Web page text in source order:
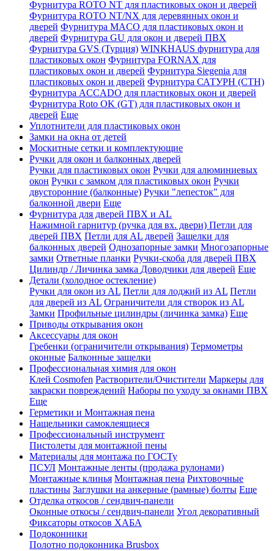
Фурнитура ROTO NT для пластиковых окон и дверей
Фурнитура ROTO NT/NX для деревянных окон и
дверей Фурнитура MACO для пластиковых окон и
дверей Фурнитура GU для окон и дверей ПВХ
Фурнитура GVS (Турция) WINKHAUS фурнитура для
пластиковых окон Фурнитура FORNAX для
пластиковых окон и дверей Фурнитура Siegenia для
пластиковых окон и дверей Фурнитура САТУРН (СТН)
Фурнитура ACCADO для пластиковых окон и дверей
Фурнитура Roto OK (GT) для пластиковых окон и
дверей Еще
Уплотнители для пластиковых окон
Замки на окна от детей
Москитные сетки и комплектующие
Ручки для окон и балконных дверей
Ручки для пластиковых окон Ручки для алюминиевых
окон Ручки с замком для пластиковых окон Ручки
двусторонние (балконные) Ручки "лепесток" для
балконной двери Еще
Фурнитура для дверей ПВХ и AL
Нажимной гарнитур (ручка для вх. двери) Петли для
дверей ПВХ Петли для AL дверей Защелки для
балконных дверей Однозапорные замки Многозапорные
замки Ответные планки Ручки-скоба для дверей ПВХ
Цилиндр / Личинка замка Доводчики для дверей Еще
Детали (холодное остекление)
Ручки для окон из AL Петли для лоджий из AL Петли
для дверей из AL Ограничители для створок из AL
Замки Профильные цилиндры (личинка замка) Еще
Приводы открывания окон
Аксессуары для окон
Гребенки (ограничители открывания) Термометры
оконные Балконные защелки
Профессиональная химия для окон
Клей Cosmofen Растворители/Очистители Маркеры для
закраски повреждений Наборы по уходу за окнами ПВХ
Еще
Герметики и Монтажная пена
Нащельники самоклеящиеся
Профессиональный инструмент
Пистолеты для монтажной пены
Материалы для монтажа по ГОСТу
ПСУЛ Монтажные ленты (продажа рулонами)
Монтажные клинья Монтажная пена Рихтовочные
пластины Заглушки на анкерные (рамные) болты Еще
Отделка откосов / сендвич-панели
Оконные откосы / сендвич-панели Угол декоративный
Фиксаторы откосов ХАБА
Подоконники
Полотно подоконника Brusbox